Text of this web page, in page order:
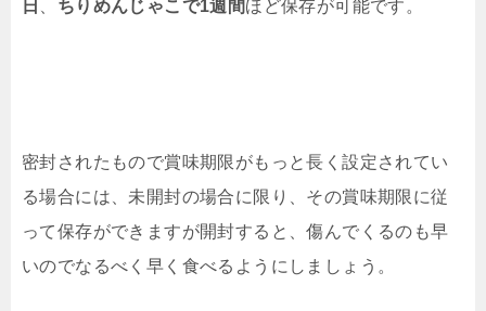
日 ちりめんじゃこで1週間ほど保存が可能です。
密封されたもので賞味期限がもっと長く設定されてい
る場合には、未開封の場合に限り、その賞味期限に従
って保存ができますが開封すると、傷んでくるのも早
いのでなるべく早く食べるようにしましょう。